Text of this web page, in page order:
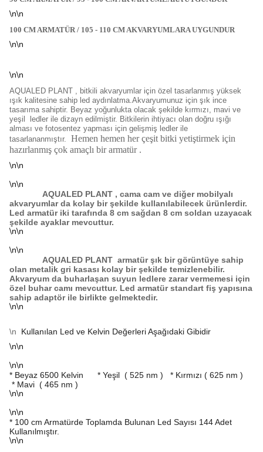
\n\n
100 CM ARMATÜR / 105 - 110 CM AKVARYUMLARA UYGUNDUR
\n\n
\n\n
AQUALED PLANT , bitkili akvaryumlar için özel tasarlanmış yüksek
ışık kalitesine sahip led aydınlatma.Akvaryumunuz için şık ince
tasarıma sahiptir. Beyaz yoğunlukta olacak şekilde kırmızı, mavi ve
yeşil ledler ile dizayn edilmiştir. Bitkilerin ihtiyacı olan doğru ışığı
alması ve fotosentez yapması için gelişmiş ledler ile
tasarlananmıştır. Hemen hemen her çeşit bitki yetiştirmek için
hazırlanmış çok amaçlı bir armatür .
\n\n
\n\n
AQUALED PLANT , cama cam ve diğer mobilyalı
akvaryumlar da kolay bir şekilde kullanılabilecek ürünlerdir.
Led armatür iki tarafında 8 cm sağdan 8 cm soldan uzayacak
şekilde ayaklar mevcuttur.
\n\n
\n\n
AQUALED PLANT armatür şık bir görüntüye sahip
olan metalik gri kasası kolay bir şekilde temizlenebilir.
Akvaryum da buharlaşan suyun ledlere zarar vermemesi için
özel buhar camı mevcuttur. Led armatür standart fiş yapısına
sahip adaptör ile birlikte gelmektedir.
\n\n
\n Kullanılan Led ve Kelvin Değerleri Aşağıdaki Gibidir
\n\n
\n\n
* Beyaz 6500 Kelvin
* Yeşil ( 525 nm ) * Kırmızı ( 625 nm )
* Mavi ( 465 nm )
\n\n
\n\n
* 100 cm Armatürde Toplamda Bulunan Led Sayısı 144 Adet
Kullanılmıştır.
\n\n